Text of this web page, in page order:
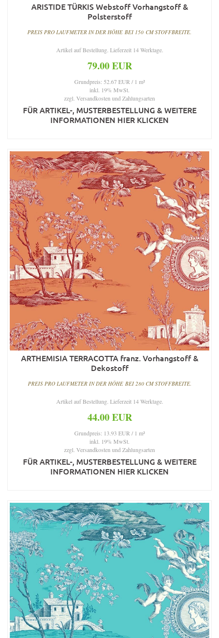
ARISTIDE TÜRKIS Webstoff Vorhangstoff &
Polsterstoff
PREIS PRO LAUFMETER IN DER HÖHE BEI 150 CM STOFFBREITE.
Artikel auf Bestellung. Lieferzeit 14 Werktage.
79.00 EUR
Grundpreis: 52.67 EUR / 1 m²
inkl. 19% MwSt.
zzgl. Versandkosten und Zahlungsarten
FÜR ARTIKEL-, MUSTERBESTELLUNG & WEITERE
INFORMATIONEN HIER KLICKEN
ARTHEMISIA TERRACOTTA franz. Vorhangstoff &
Dekostoff
PREIS PRO LAUFMETER IN DER HÖHE BEI 280 CM STOFFBREITE.
Artikel auf Bestellung. Lieferzeit 14 Werktage.
44.00 EUR
Grundpreis: 13.93 EUR / 1 m²
inkl. 19% MwSt.
zzgl. Versandkosten und Zahlungsarten
FÜR ARTIKEL-, MUSTERBESTELLUNG & WEITERE
INFORMATIONEN HIER KLICKEN